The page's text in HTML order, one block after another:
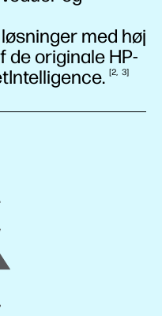
med høj
de originale HP-
2 3